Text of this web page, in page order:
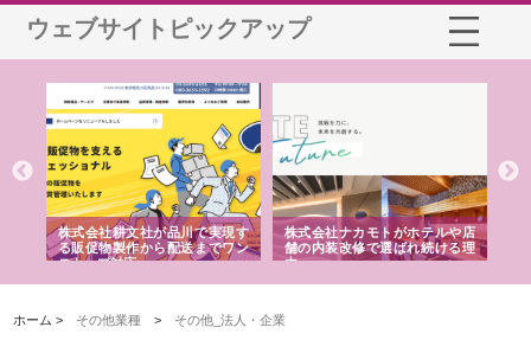
ウェブサイトピックアップ
株式会社耕文社が品川で実現す
る販促物製作から配送までワン
ストップ対応
株式会社ナカモトがホテルや店
舗の内装改修で選ばれ続ける理
由
ホーム > その他業種 > その他_法人・企業